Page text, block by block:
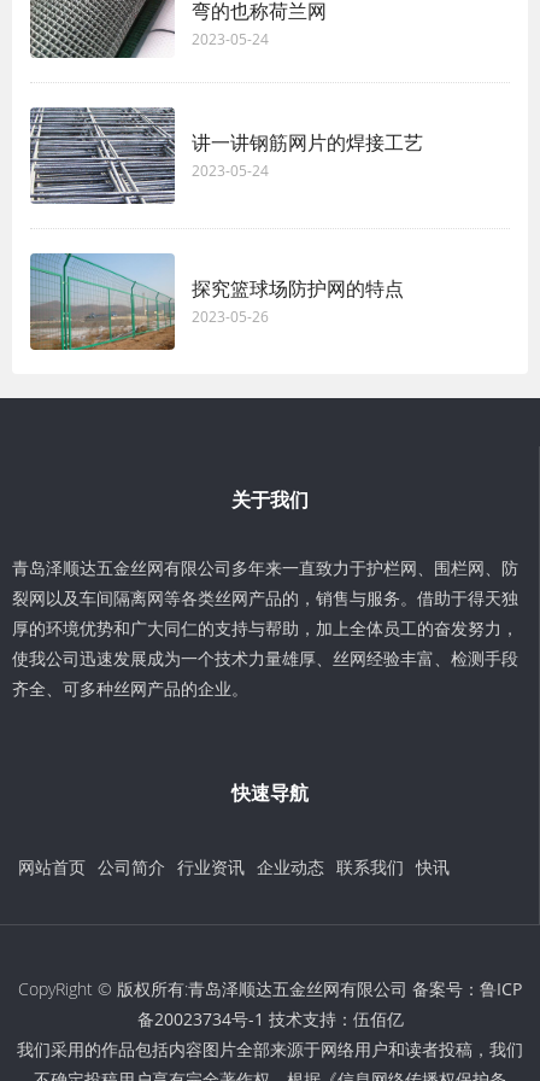
弯的也称荷兰网
2023-05-24
讲一讲钢筋网片的焊接工艺
2023-05-24
探究篮球场防护网的特点
2023-05-26
关于我们
青岛泽顺达五金丝网有限公司多年来一直致力于护栏网、围栏网、防
裂网以及车间隔离网等各类丝网产品的，销售与服务。借助于得天独
厚的环境优势和广大同仁的支持与帮助，加上全体员工的奋发努力，
使我公司迅速发展成为一个技术力量雄厚、丝网经验丰富、检测手段
齐全、可多种丝网产品的企业。
快速导航
网站首页 公司简介 行业资讯 企业动态 联系我们 快讯
CopyRight © 版权所有:青岛泽顺达五金丝网有限公司 备案号： 鲁ICP
备20023734号-1 技术支持： 伍佰亿
我们采用的作品包括内容图片全部来源于网络用户和读者投稿，我们